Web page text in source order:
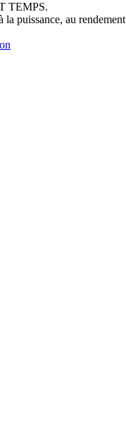
TEMPS.
la puissance, au